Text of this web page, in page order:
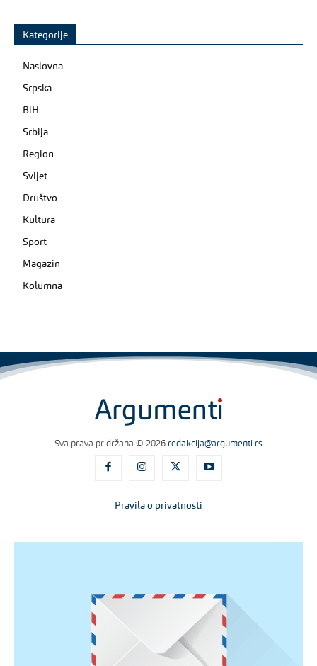
Kategorije
Naslovna
Srpska
BiH
Srbija
Region
Svijet
Društvo
Kultura
Sport
Magazin
Kolumna
Sva prava pridržana © 2026 redakcija@argumenti.rs
Pravila o privatnosti